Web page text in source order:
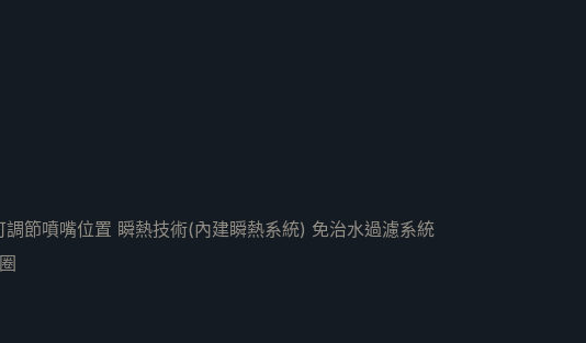
節噴嘴位置 瞬熱技術(內建瞬熱系統) 免治水過濾系統